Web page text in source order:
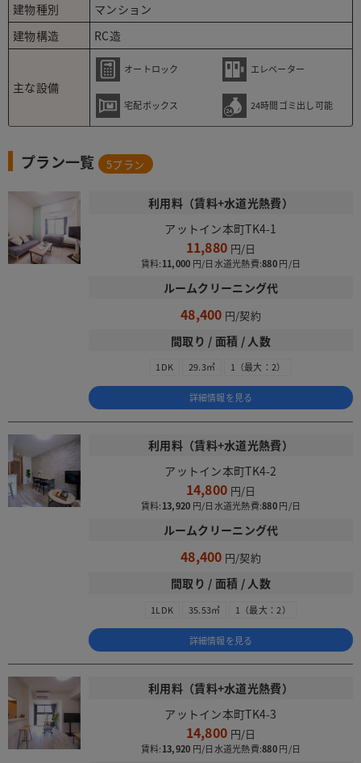
建物種別
マンション
建物構造
RC造
主な設備
オートロック エレベーター
宅配ボックス 24時間ゴミ出し可能
プラン一覧 5プラン
利用料（賃料+水道光熱費）
アットイン本町TK4-1
11,880
賃料:11,000 水道光熱費:880
ルームクリーニング代
48,400
間取り / 面積 / 人数
1DK 29.3㎡ 1（最大：2）
詳細情報を見る
利用料（賃料+水道光熱費）
アットイン本町TK4-2
14,800
賃料:13,920 水道光熱費:880
ルームクリーニング代
48,400
間取り / 面積 / 人数
1LDK 35.53㎡ 1（最大：2）
詳細情報を見る
利用料（賃料+水道光熱費）
アットイン本町TK4-3
14,800
賃料:13,920 水道光熱費:880